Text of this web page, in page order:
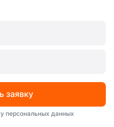
заявку
персональных данных